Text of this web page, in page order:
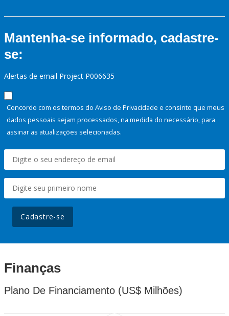
Mantenha-se informado, cadastre-
se:
Alertas de email Project P006635
Concordo com os termos do Aviso de Privacidade e consinto que meus
dados pessoais sejam processados, na medida do necessário, para
assinar as atualizações selecionadas.
Cadastre-se
Finanças
Plano De Financiamento (US$ Milhões)